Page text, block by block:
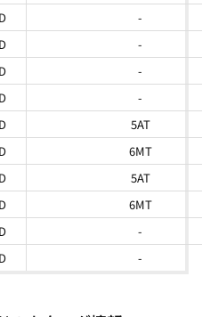
-
-
-
-
5AT
6MT
5AT
6MT
-
-